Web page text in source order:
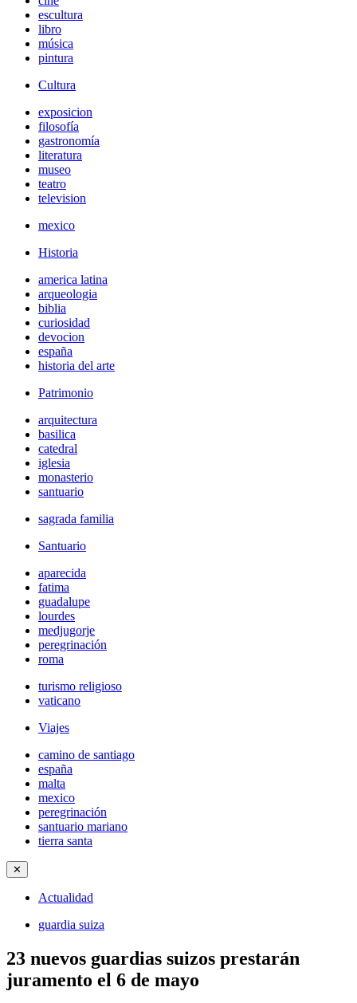
escultura
libro
música
pintura
Cultura
exposicion
filosofía
gastronomía
literatura
museo
teatro
television
mexico
Historia
america latina
arqueologia
biblia
curiosidad
devocion
españa
historia del arte
Patrimonio
arquitectura
basilica
catedral
iglesia
monasterio
santuario
sagrada familia
Santuario
aparecida
fatima
guadalupe
lourdes
medjugorje
peregrinación
roma
turismo religioso
vaticano
Viajes
camino de santiago
españa
malta
mexico
peregrinación
santuario mariano
tierra santa
✕
Actualidad
guardia suiza
23 nuevos guardias suizos prestarán
juramento el 6 de mayo